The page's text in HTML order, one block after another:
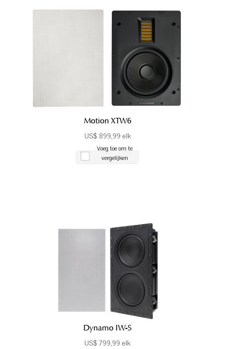
Motion XTW6
US$ 899,99 elk
Voeg toe om te
vergelijken
Dynamo IW-S
US$ 799,99 elk